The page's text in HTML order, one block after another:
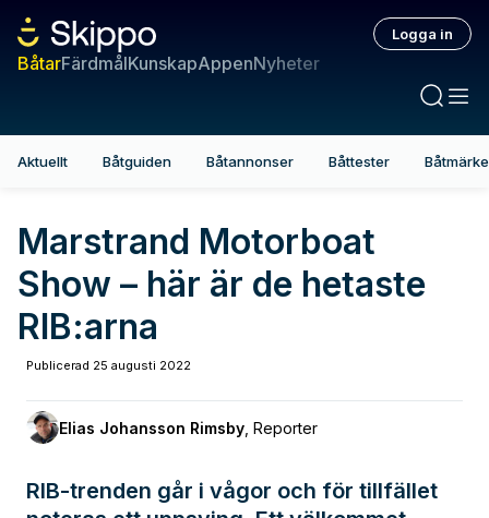
BåtarFärdmålKunskapAppenNyheter
Logga in
Aktuellt Båtguiden Båtannonser Båttester
Marstrand Motorboat
Show – här är de hetaste
RIB:arna
Publicerad 25 augusti 2022
Elias Johansson Rimsby Reporter
RIB-trenden går i vågor och för tillfället